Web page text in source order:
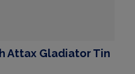
Attax Gladiator Tin